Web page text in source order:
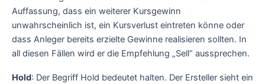
Auffassung, dass ein weiterer Kursgewinn
unwahrscheinlich ist, ein Kursverlust eintreten könne oder
dass Anleger bereits erzielte Gewinne realisieren sollten. In
all diesen Fällen wird er die Empfehlung „Sell“ aussprechen.
Hold: Der Begriff Hold bedeutet halten. Der Ersteller sieht ein